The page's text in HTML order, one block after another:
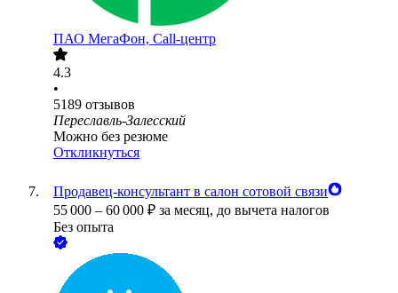
ПАО МегаФон, Call-центр
4.3
•
5189 отзывов
Переславль-Залесский
Можно без резюме
Откликнуться
Продавец-консультант в салон сотовой связи
55 000 – 60 000 ₽ за месяц, до вычета налогов
Без опыта